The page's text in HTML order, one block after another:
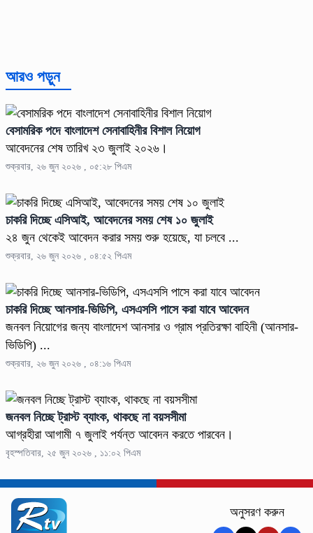
আরও পড়ুন
বেসামরিক পদে বাংলাদেশ সেনাবাহিনীর বিশাল নিয়োগ
আবেদনের শেষ তারিখ ২৩ জুলাই ২০২৬।
শুক্রবার, ২৬ জুন ২০২৬ , ০৫:২৮ পিএম
চাকরি দিচ্ছে এসিআই, আবেদনের সময় শেষ ১০ জুলাই
২৪ জুন থেকেই আবেদন করার সময় শুরু হয়েছে, যা চলবে ...
শুক্রবার, ২৬ জুন ২০২৬ , ০৪:৫২ পিএম
চাকরি দিচ্ছে আনসার-ভিডিপি, এসএসসি পাসে করা যাবে আবেদন
জনবল নিয়োগের জন্য বাংলাদেশ আনসার ও গ্রাম প্রতিরক্ষা বাহিনী (আনসার-
ভিডিপি) ...
শুক্রবার, ২৬ জুন ২০২৬ , ০৪:১৬ পিএম
জনবল নিচ্ছে ট্রাস্ট ব্যাংক, থাকছে না বয়সসীমা
আগ্রহীরা আগামী ৭ জুলাই পর্যন্ত আবেদন করতে পারবেন।
বৃহস্পতিবার, ২৫ জুন ২০২৬ , ১১:০২ পিএম
অনুসরণ করুন